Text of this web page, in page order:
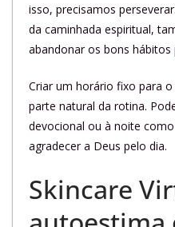
isso, precisamos
da caminhada espiritual,
abandonar os bons hábitos
Criar um horário fixo para
parte natural da rotina.
devocional ou à noite
agradecer a Deus pelo dia.
Skincare